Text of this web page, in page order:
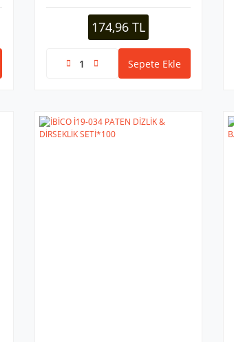
DİRENÇ = 10-15-20-30-40 SEVİYE ) (
BANDI )*100174,96 TL
Sepete Ekle